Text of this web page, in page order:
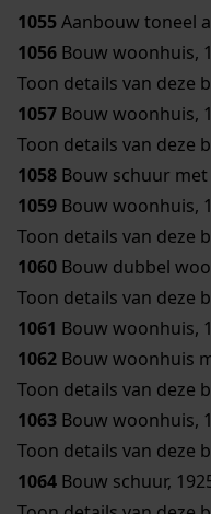
1055Aanbouw toneel
1056 Bouw woonhuis,
Toon details van deze
1057 Bouw woonhuis,
Toon details van deze
1058 Bouw schuur met
1059 Bouw woonhuis,
Toon details van deze
1060 Bouw dubbel
Toon details van deze
1061 Bouw woonhuis,
1062 Bouw woonhuis
Toon details van deze
1063 Bouw woonhuis,
Toon details van deze
1064 Bouw schuur,